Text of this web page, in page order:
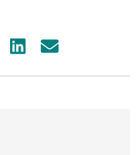
Share
Share